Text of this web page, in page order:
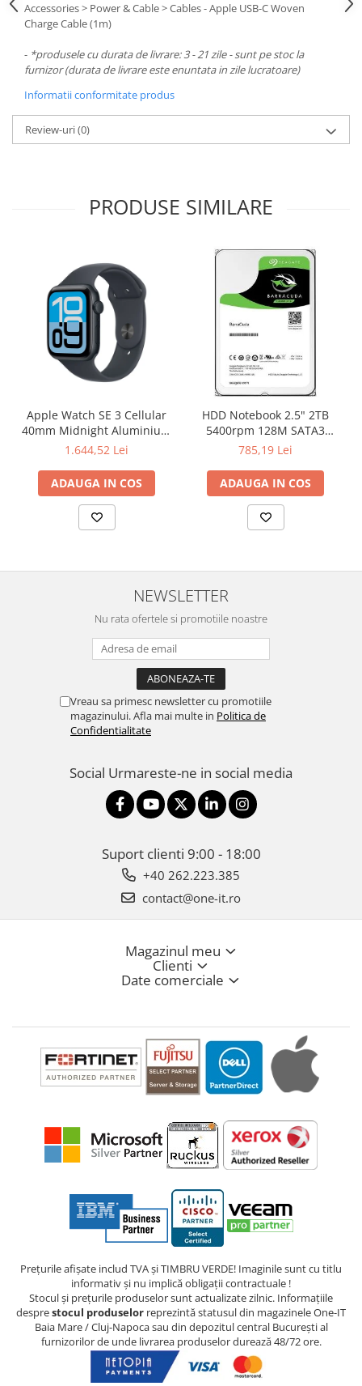
Accessories > Power & Cable > Cables - Apple USB-C Woven
Charge Cable (1m)
- *produsele cu durata de livrare: 3 - 21 zile - sunt pe stoc la
furnizor (durata de livrare este enuntata in zile lucratoare)
Informatii conformitate produs
Review-uri(0)
PRODUSE SIMILARE
Apple Watch SE 3 Cellular
40mm Midnight Aluminium
Case with Midnight Sport
1.644,52 Lei
ADAUGA IN COS
HDD Notebook 2.5" 2TB
5400rpm 128M SATA3
SEAGATE
785,19 Lei
ADAUGA IN COS
NEWSLETTER
Nu rata ofertele si promotiile noastre
Vreau sa primesc newsletter cu promotiile
magazinului. Afla mai multe in Politica de
Confidentialitate
Social Urmareste-ne in social media
Suport clienti 9:00 - 18:00
+40 262.223.385
contact@one-it.ro
Magazinul meu
Clienti
Date comerciale
Prețurile afișate includ TVA și TIMBRU VERDE! Imaginile sunt cu titlu
informativ și nu implică obligații contractuale !
Stocul și prețurile produselor sunt actualizate zilnic. Informațiile
desprestocul produselor reprezintă statusul din magazinele One-IT
Baia Mare / Cluj-Napoca sau din depozitul central București al
furnizorilor de unde livrarea produselor durează 48/72 ore.